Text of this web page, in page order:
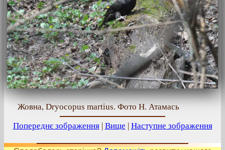
Жовна, Dryocopus martius. Фото Н. Атамась
Попереднє зображення| Вище | Наступне зображення